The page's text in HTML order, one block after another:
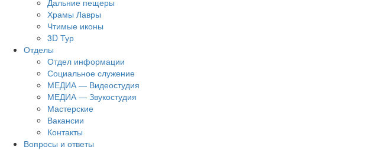
Дальние пещеры
Храмы Лавры
Чтимые иконы
3D Тур
Отделы
Отдел информации
Социальное служение
МЕДИА — Видеостудия
МЕДИА — Звукостудия
Мастерские
Вакансии
Контакты
Вопросы и ответы